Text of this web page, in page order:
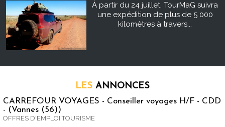
À partir du 24 juillet, TourMaG suivra
une expédition de plus de 5 000
kilomètres à travers...
LES ANNONCES
CARREFOUR VOYAGES - Conseiller voyages H/F - CDD
- (Vannes (56))
OFFRES D'EMPLOI TOURISME